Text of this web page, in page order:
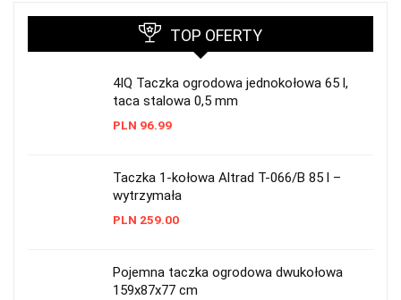
TOP OFERTY
4IQ Taczka ogrodowa jednokołowa 65 l,
taca stalowa 0,5 mm
PLN 96.99
Taczka 1-kołowa Altrad T-066/B 85 l –
wytrzymała
PLN 259.00
Pojemna taczka ogrodowa dwukołowa
159x87x77 cm